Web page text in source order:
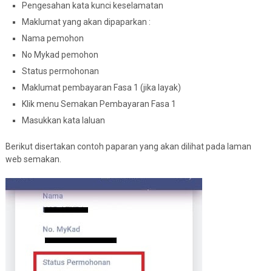
Pengesahan kata kunci keselamatan
Maklumat yang akan dipaparkan :
Nama pemohon
No Mykad pemohon
Status permohonan
Maklumat pembayaran Fasa 1 (jika layak)
Klik menu Semakan Pembayaran Fasa 1
Masukkan kata laluan
Berikut disertakan contoh paparan yang akan dilihat pada laman
web semakan.